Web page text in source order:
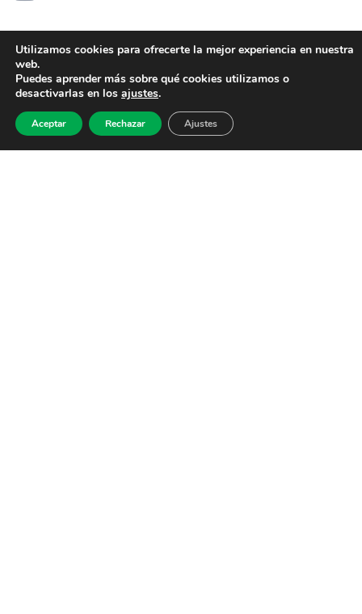
Utilizamos cookies para ofrecerte la mejor experiencia en nuestra
web.
Puedes aprender más sobre qué cookies utilizamos o
desactivarlas en los ajustes.
Aceptar Rechazar Ajustes